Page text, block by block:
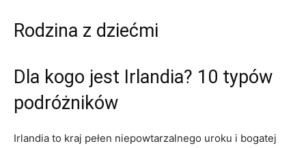
Rodzina⁣ z dziećmi
Dla kogo jest‍ Irlandia? 10⁤ typów
podróżników
Irlandia to kraj pełen niepowtarzalnego uroku‌ i ‌bogatej